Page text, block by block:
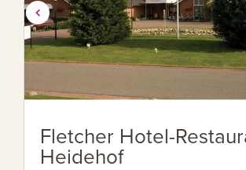
Fletcher Hotel-
Heidehof